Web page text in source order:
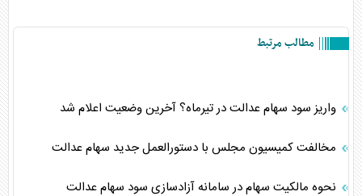
مطالب مرتبط
واریز سود سهام عدالت در تیرماه؟ آخرین وضعیت اعلام شد
مخالفت کمیسیون مجلس با دستورالعمل جدید سهام عدالت
نحوه مالکیت سهام در سامانه آزادسازی سود سهام عدالت